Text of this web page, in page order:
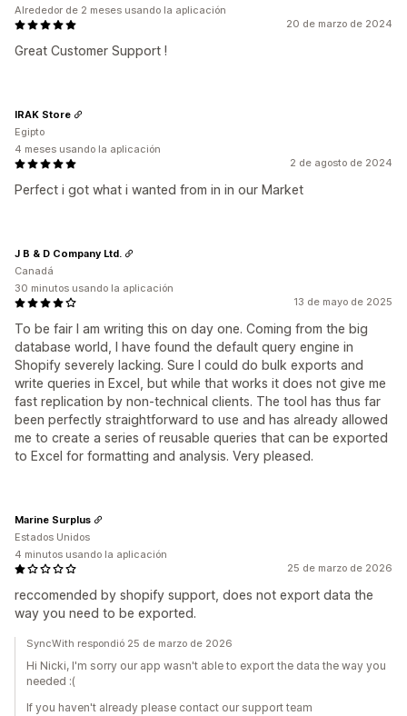
20 de marzo de 2024
Great Customer Support !
Alrededor de 2 meses usando la aplicación
2 de agosto de 2024
Perfect i got what i wanted from in in our Market
IRAK Store
Egipto
4 meses usando la aplicación
13 de mayo de 2025
To be fair I am writing this on day one. Coming from the big
database world, I have found the default query engine in
Shopify severely lacking. Sure I could do bulk exports and
write queries in Excel, but while that works it does not give me
fast replication by non-technical clients. The tool has thus far
been perfectly straightforward to use and has already allowed
me to create a series of reusable queries that can be exported
to Excel for formatting and analysis. Very pleased.
J B & D Company Ltd.
Canadá
30 minutos usando la aplicación
25 de marzo de 2026
reccomended by shopify support, does not export data the
way you need to be exported.
Marine Surplus
Estados Unidos
4 minutos usando la aplicación
SyncWith respondió 25 de marzo de 2026
Hi Nicki, I'm sorry our app wasn't able to export the data the way you
needed :(
If you haven't already please contact our support team